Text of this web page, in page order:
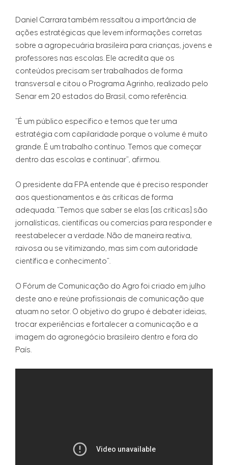
Daniel Carrara também ressaltou a importância de
ações estratégicas que levem informações corretas
sobre a agropecuária brasileira para crianças, jovens e
professores nas escolas. Ele acredita que os
conteúdos precisam ser trabalhados de forma
transversal e citou o Programa Agrinho, realizado pelo
Senar em 20 estados do Brasil, como referência.
“É um público específico e temos que ter uma
estratégia com capilaridade porque o volume é muito
grande. É um trabalho contínuo. Temos que começar
dentro das escolas e continuar”, afirmou.
O presidente da FPA entende que é preciso responder
aos questionamentos e às críticas de forma
adequada. “Temos que saber se elas [as críticas] são
jornalísticas, científicas ou comercias para responder e
reestabelecer a verdade. Não de maneira reativa,
raivosa ou se vitimizando, mas sim com autoridade
científica e conhecimento”.
O Fórum de Comunicação do Agro foi criado em julho
deste ano e reúne profissionais de comunicação que
atuam no setor. O objetivo do grupo é debater ideias,
trocar experiências e fortalecer a comunicação e a
imagem do agronegócio brasileiro dentro e fora do
País.